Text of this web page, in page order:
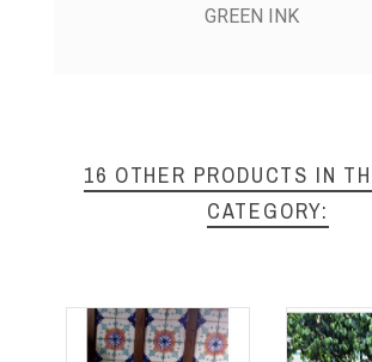
GREEN INK
16 OTHER PRODUCTS IN
CATEGORY: